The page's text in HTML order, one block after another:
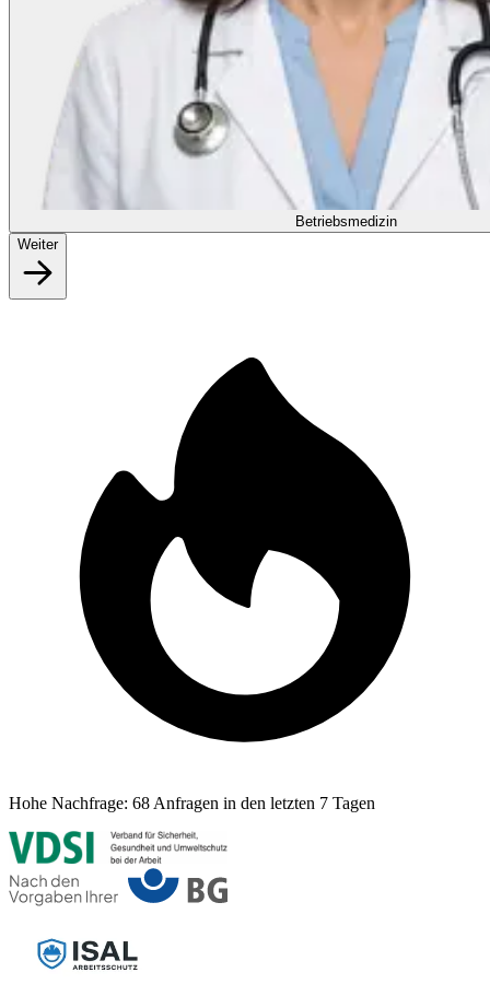
Betriebsmedizin
Weiter
Hohe Nachfrage: 68 Anfragen in den letzten 7 Tagen